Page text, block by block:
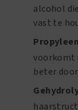
alcohol
vast te
voorkomt
beter